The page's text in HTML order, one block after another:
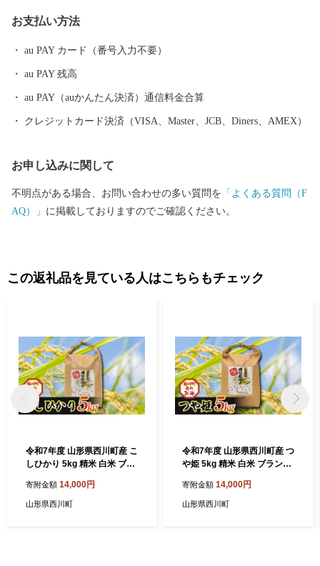
お支払い方法
au PAY カード（番号入力不要）
au PAY 残高
au PAY（auかんたん決済）通信料金合算
クレジットカード決済（VISA、Master、JCB、Diners、AMEX）
お申し込みに関して
不明点がある場合、お問い合わせの多い質問を 「よくある質問（F
AQ）」 に掲載しておりますのでご確認ください。
この返礼品を見ている人はこちらもチェック
令和7年度 山形県西川町産 こ
しひかり 5kg 精米 白米 ブラ
家庭用 FYN6-555
寄附金額 14,000円
山形県西川町
令和7年度 山形県西川町産 つ
や姫 5kg 精米 白米 ブランド
庭用 FYN6-551
寄附金額 14,000円
山形県西川町